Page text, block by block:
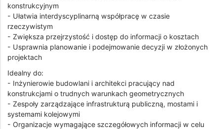
konstrukcyjnym
- Ułatwia interdyscyplinarną współpracę w czasie
rzeczywistym
- Zwiększa przejrzystość i dostęp do informacji o kosztach
- Usprawnia planowanie i podejmowanie decyzji w złożonych
projektach
Idealny do:
- Inżynierowie budowlani i architekci pracujący nad
konstrukcjami o trudnych warunkach geometrycznych
- Zespoły zarządzające infrastrukturą publiczną, mostami i
systemami kolejowymi
- Organizacje wymagające szczegółowych informacji w celu